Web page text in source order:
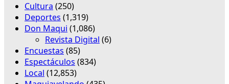
Cultura (250)
Deportes (1,319)
Don Maqui (1,086)
Revista Digital (6)
Encuestas (85)
Espectáculos (834)
Local (12,853)